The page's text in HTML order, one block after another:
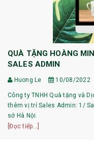
QUÀ TẶNG HOÀNG
SALES ADMIN
Huong Le 10/08/2022
Công ty TNHH Quà tặng và
thêm vị trí Sales Admin: 1/
sở Hà Nội.
[Đọc tiếp...]